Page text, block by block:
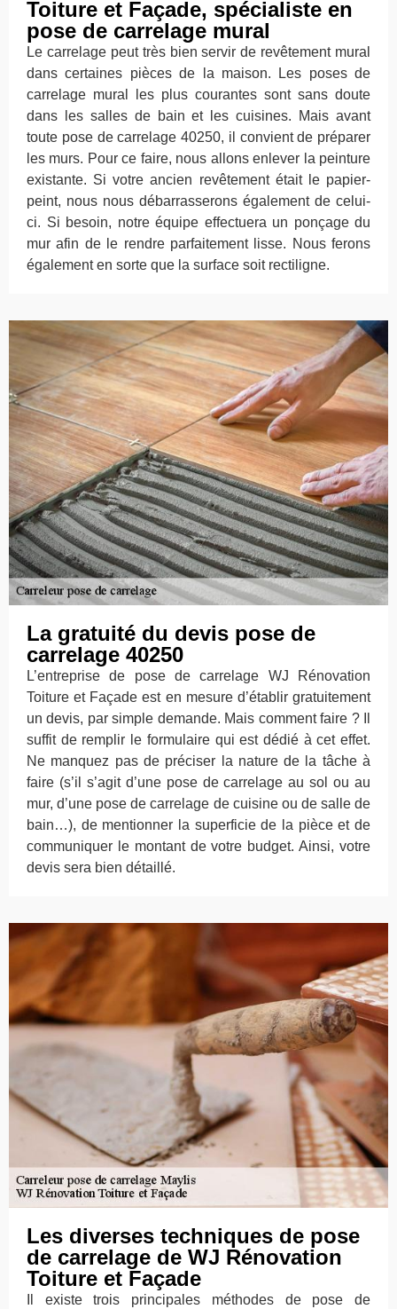
Toiture et Façade, spécialiste en
pose de carrelage mural
Le carrelage peut très bien servir de revêtement mural
dans certaines pièces de la maison. Les poses de
carrelage mural les plus courantes sont sans doute
dans les salles de bain et les cuisines. Mais avant
toute pose de carrelage 40250, il convient de préparer
les murs. Pour ce faire, nous allons enlever la peinture
existante. Si votre ancien revêtement était le papier-
peint, nous nous débarrasserons également de celui-
ci. Si besoin, notre équipe effectuera un ponçage du
mur afin de le rendre parfaitement lisse. Nous ferons
également en sorte que la surface soit rectiligne.
La gratuité du devis pose de
carrelage 40250
L’entreprise de pose de carrelage WJ Rénovation
Toiture et Façade est en mesure d’établir gratuitement
un devis, par simple demande. Mais comment faire ? Il
suffit de remplir le formulaire qui est dédié à cet effet.
Ne manquez pas de préciser la nature de la tâche à
faire (s’il s’agit d’une pose de carrelage au sol ou au
mur, d’une pose de carrelage de cuisine ou de salle de
bain…), de mentionner la superficie de la pièce et de
communiquer le montant de votre budget. Ainsi, votre
devis sera bien détaillé.
Les diverses techniques de pose
de carrelage de WJ Rénovation
Toiture et Façade
Il existe trois principales méthodes de pose de